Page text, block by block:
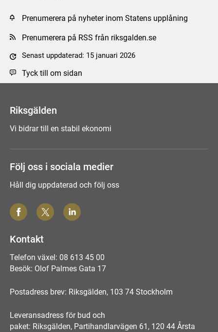
Prenumerera på nyheter inom Statens upplåning
Prenumerera på RSS från riksgalden.se
Senast uppdaterad: 15 januari 2026
Tyck till om sidan
Riksgälden
Vi bidrar till en stabil ekonomi
Följ oss i sociala medier
Håll dig uppdaterad och följ oss
Kontakt
Telefon växel: 08 613 45 00
Besök: Olof Palmes Gata 17
Postadress brev: Riksgälden, 103 74 Stockholm
Leveransadress för bud och
paket: Riksgälden, Partihandlarvägen 61, 120 44 Årsta